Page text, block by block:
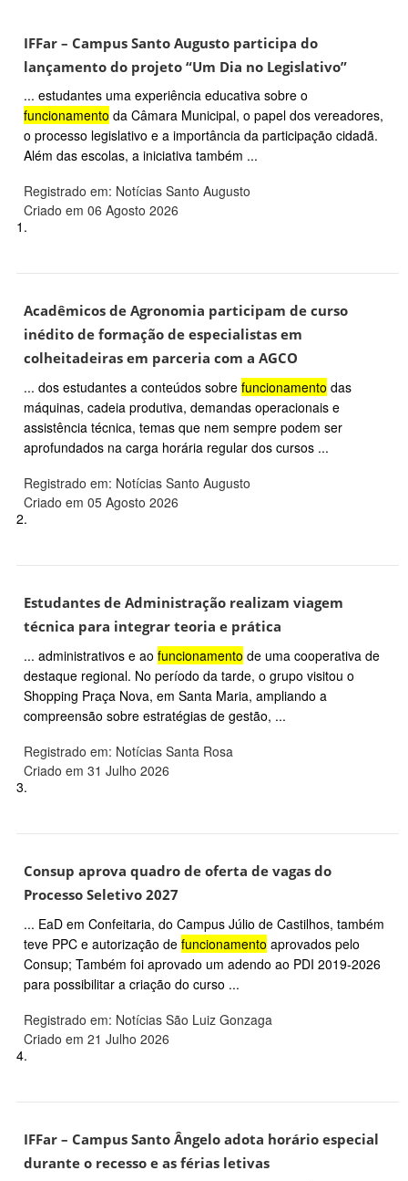
IFFar – Campus Santo Augusto participa do
lançamento do projeto “Um Dia no Legislativo”
... estudantes uma experiência educativa sobre o
funcionamento da Câmara Municipal, o papel dos vereadores,
o processo legislativo e a importância da participação cidadã.
Além das escolas, a iniciativa também ...
Registrado em: Notícias Santo Augusto
Criado em 06 Agosto 2026
1.
Acadêmicos de Agronomia participam de curso
inédito de formação de especialistas em
colheitadeiras em parceria com a AGCO
... dos estudantes a conteúdos sobre funcionamento das
máquinas, cadeia produtiva, demandas operacionais e
assistência técnica, temas que nem sempre podem ser
aprofundados na carga horária regular dos cursos ...
Registrado em: Notícias Santo Augusto
Criado em 05 Agosto 2026
2.
Estudantes de Administração realizam viagem
técnica para integrar teoria e prática
... administrativos e ao funcionamento de uma cooperativa de
destaque regional. No período da tarde, o grupo visitou o
Shopping Praça Nova, em Santa Maria, ampliando a
compreensão sobre estratégias de gestão, ...
Registrado em: Notícias Santa Rosa
Criado em 31 Julho 2026
3.
Consup aprova quadro de oferta de vagas do
Processo Seletivo 2027
... EaD em Confeitaria, do Campus Júlio de Castilhos, também
teve PPC e autorização de funcionamento aprovados pelo
Consup; Também foi aprovado um adendo ao PDI 2019-2026
para possibilitar a criação do curso ...
Registrado em: Notícias São Luiz Gonzaga
Criado em 21 Julho 2026
4.
IFFar – Campus Santo Ângelo adota horário especial
durante o recesso e as férias letivas